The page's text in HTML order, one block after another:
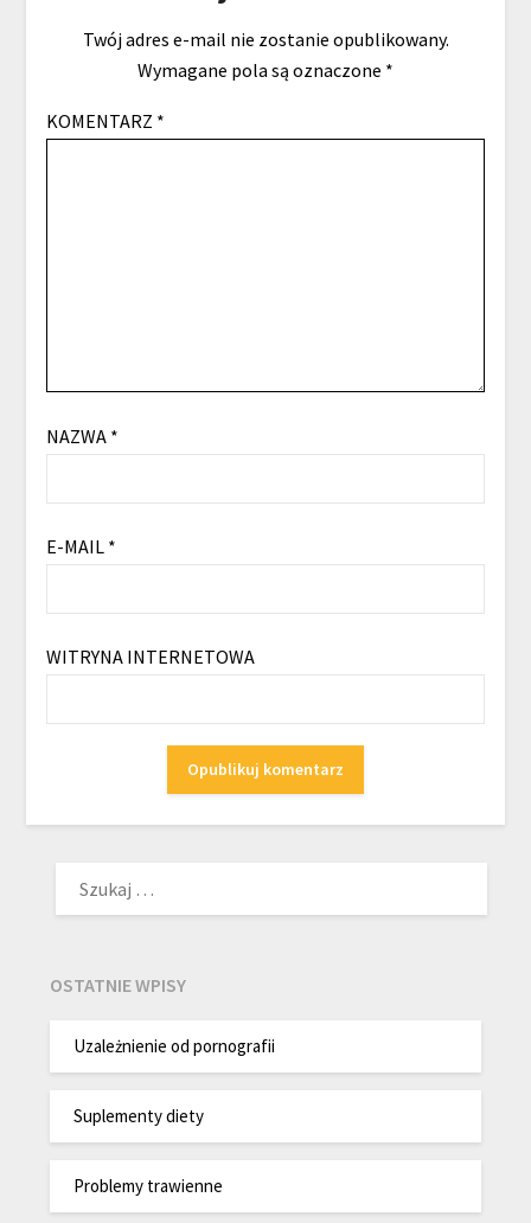
Twój adres e-mail nie zostanie opublikowany.
Wymagane pola są oznaczone *
KOMENTARZ *
NAZWA *
E-MAIL *
WITRYNA INTERNETOWA
OSTATNIE WPISY
Uzależnienie od pornografii
Suplementy diety
Problemy trawienne